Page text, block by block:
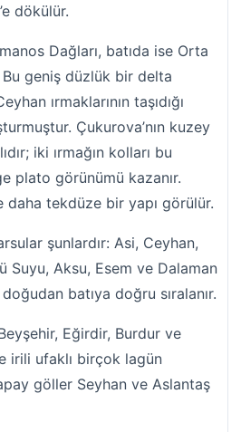
dökülür.
Dağları, batıda ise Orta
Bu geniş düzlük bir delta
ırmaklarının taşıdığı
Çukurova’nın kuzey
iki ırmağın kolları bu
plato görünümü kazanır.
daha tekdüze bir yapı görülür.
şunlardır: Asi, Ceyhan,
Suyu, Aksu, Esem ve Dalaman
batıya doğru sıralanır.
Eğirdir, Burdur ve
irili ufaklı birçok lagün
göller Seyhan ve Aslantaş